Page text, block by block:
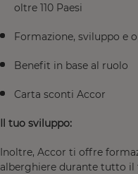
oltre 110 Paesi
Formazione, sviluppo e
Benefit in base al ruolo
Carta sconti Accor
Il tuo sviluppo:
Inoltre, Accor ti offre
alberghiere durante tutto il